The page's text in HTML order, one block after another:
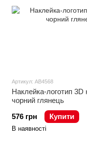
Артикул: AB4568
Наклейка-логотип 3D
чорний глянець
576 грн
Купити
В наявності